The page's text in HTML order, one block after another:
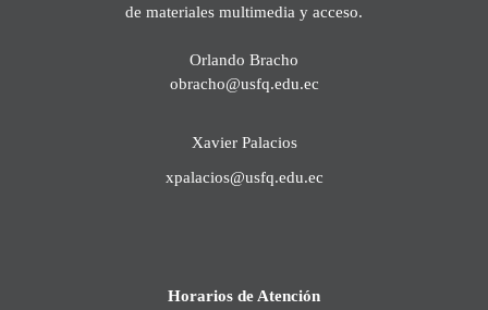
de materiales multimedia y acceso.
Orlando Bracho
obracho@usfq.edu.ec
Xavier Palacios
xpalacios@usfq.edu.ec
Horarios de Atención